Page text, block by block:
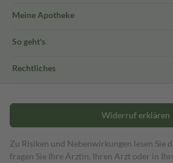
Meine Apotheke
So geht's
Rechtliches
Widerruf erklären
Zu Risiken und Nebenwirkungen lesen Sie
fragen Sie Ihre Ärztin, Ihren Arzt oder in